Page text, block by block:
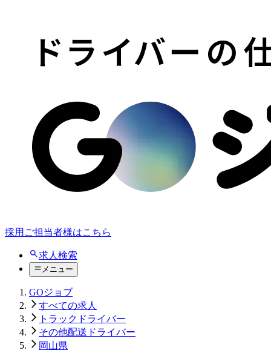
採用ご担当者様はこちら
求人検索
メニュー
GOジョブ
すべての求人
トラックドライバー
その他配送ドライバー
岡山県